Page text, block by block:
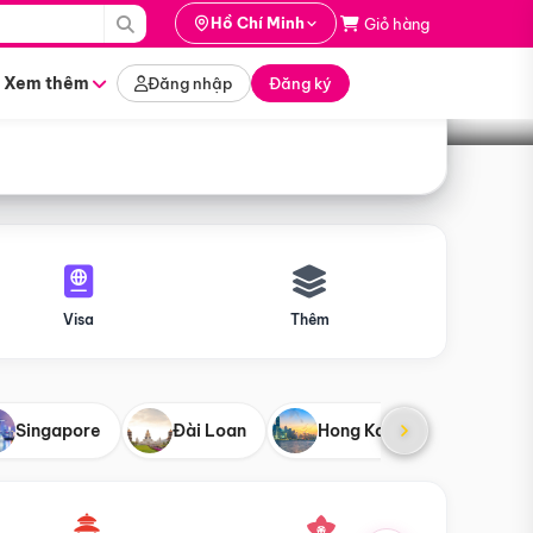
Hồ Chí Minh Giỏ hàng
Xem thêm Đăng nhập Đăng ký
Tìm tour
Visa Thêm
Singapore Đài Loan Hong Kong